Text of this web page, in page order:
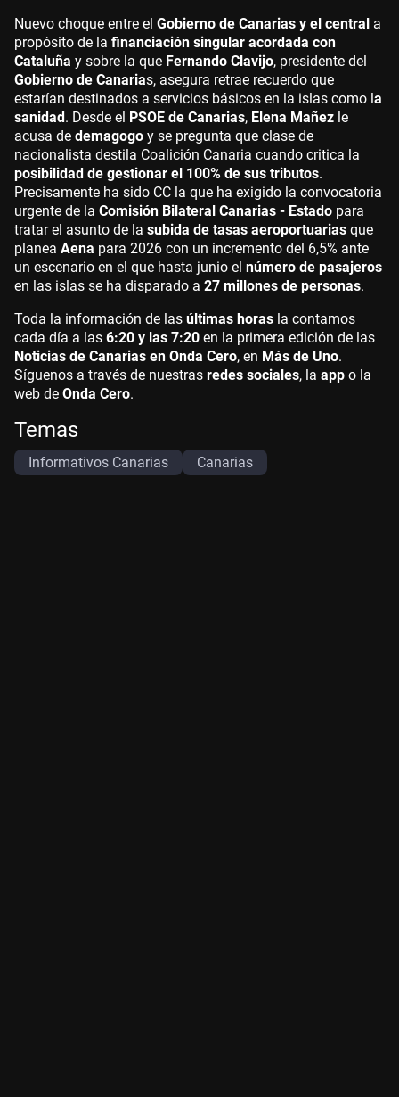
Nuevo choque entre el Gobierno de Canarias y el central a
propósito de la financiación singular acordada con
Cataluña y sobre la que Fernando Clavijo, presidente del
Gobierno de Canarias, asegura retrae recuerdo que
estarían destinados a servicios básicos en la islas como la
sanidad. Desde el PSOE de Canarias, Elena Mañez le
acusa de demagogo y se pregunta que clase de
nacionalista destila Coalición Canaria cuando critica la
posibilidad de gestionar el 100% de sus tributos.
Precisamente ha sido CC la que ha exigido la convocatoria
urgente de la Comisión Bilateral Canarias - Estado para
tratar el asunto de la subida de tasas aeroportuarias que
planea Aena para 2026 con un incremento del 6,5% ante
un escenario en el que hasta junio el número de pasajeros
en las islas se ha disparado a 27 millones de personas.
Toda la información de las últimas horas la contamos
cada día a las 6:20 y las 7:20 en la primera edición de las
Noticias de Canarias en Onda Cero, en Más de Uno.
Síguenos a través de nuestras redes sociales, la app o la
web de Onda Cero.
Temas
Informativos Canarias Canarias